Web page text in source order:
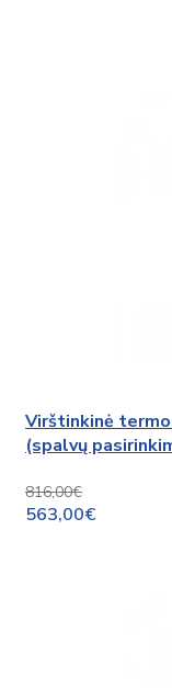
Virštinkinė
(spalvų
816,00€
563,00€